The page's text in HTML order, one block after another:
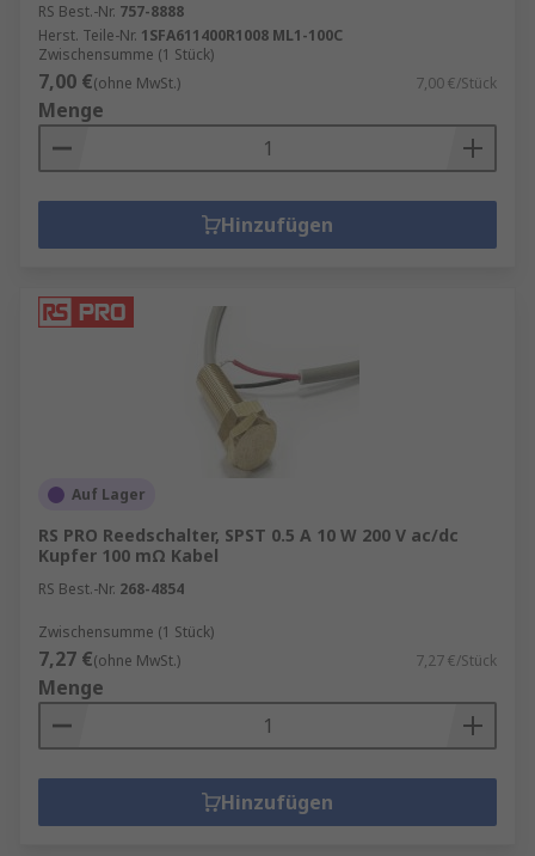
RS Best.-Nr. 757-8888
Herst. Teile-Nr.
1SFA611400R1008 ML1-100C
Zwischensumme (1 Stück)
7,00 €(ohne MwSt.) 7,00 €/Stück
Menge
Hinzufügen
Auf Lager
RS PRO Reedschalter, SPST 0.5 A 10 W 200 V ac/dc
Kupfer 100 mΩ Kabel
RS Best.-Nr. 268-4854
Zwischensumme (1 Stück)
7,27 €(ohne MwSt.) 7,27 €/Stück
Menge
Hinzufügen